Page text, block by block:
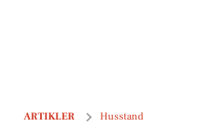
ARTIKLER Husstand
Flere bliver vegetarer, men det er stadig